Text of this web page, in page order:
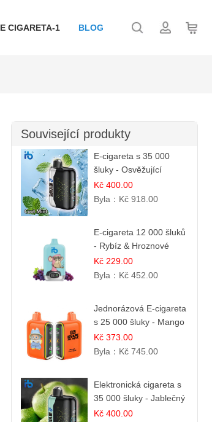
E CIGARETA-1 BLOG
Související produkty
E-cigareta s 35 000
šluky - Osvěžující
mentol
Kč 400.00
Byla： Kč 918.00
E-cigareta 12 000 šluků
- Rybíz & Hroznové
Víno
Kč 229.00
Byla： Kč 452.00
Jednorázová E-cigareta
s 25 000 šluky - Mango
& Ananas
Kč 373.00
Byla： Kč 745.00
Elektronická cigareta s
35 000 šluky - Jablečný
kyselý led
Kč 400.00